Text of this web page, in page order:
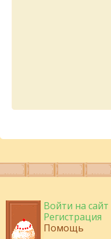
Войти на сайт
Регистрация
Помощь